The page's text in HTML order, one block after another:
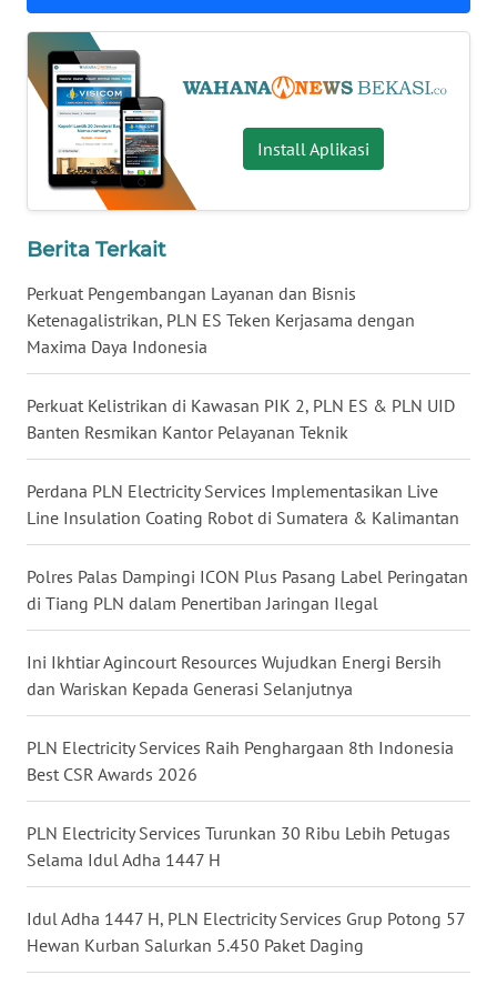
Install Aplikasi
Berita Terkait
Perkuat Pengembangan Layanan dan Bisnis
Ketenagalistrikan, PLN ES Teken Kerjasama dengan
Maxima Daya Indonesia
Perkuat Kelistrikan di Kawasan PIK 2, PLN ES & PLN UID
Banten Resmikan Kantor Pelayanan Teknik
Perdana PLN Electricity Services Implementasikan Live
Line Insulation Coating Robot di Sumatera & Kalimantan
Polres Palas Dampingi ICON Plus Pasang Label Peringatan
di Tiang PLN dalam Penertiban Jaringan Ilegal
Ini Ikhtiar Agincourt Resources Wujudkan Energi Bersih
dan Wariskan Kepada Generasi Selanjutnya
PLN Electricity Services Raih Penghargaan 8th Indonesia
Best CSR Awards 2026
PLN Electricity Services Turunkan 30 Ribu Lebih Petugas
Selama Idul Adha 1447 H
Idul Adha 1447 H, PLN Electricity Services Grup Potong 57
Hewan Kurban Salurkan 5.450 Paket Daging
WN
INDRAMAYU
WN
KUNINGAN
WN
MAJALENGKA
WN
SUBANG
WN
SUKABUMI
WN
PURWAKARTA
WN
TIMUR
SEMARANG
SOLO
BOROBUDUR
WN
MADURA
WN